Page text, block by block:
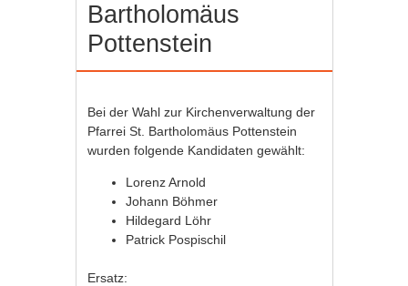
Bartholomäus
Pottenstein
Bei der Wahl zur Kirchenverwaltung der
Pfarrei St. Bartholomäus Pottenstein
wurden folgende Kandidaten gewählt:
Lorenz Arnold
Johann Böhmer
Hildegard Löhr
Patrick Pospischil
Ersatz: